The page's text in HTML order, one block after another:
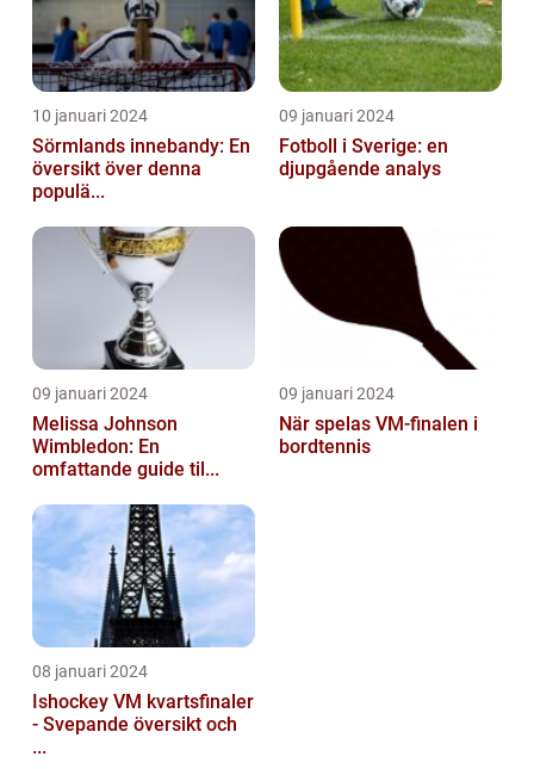
10 januari 2024
Sörmlands innebandy: En
översikt över denna
populä...
09 januari 2024
Fotboll i Sverige: en
djupgående analys
09 januari 2024
Melissa Johnson
Wimbledon: En
omfattande guide til...
09 januari 2024
När spelas VM-finalen i
bordtennis
08 januari 2024
Ishockey VM kvartsfinaler
- Svepande översikt och
...